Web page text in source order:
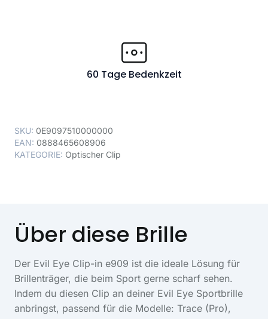
60 Tage Bedenkzeit
SKU: 0E9097510000000
EAN: 0888465608906
KATEGORIE: Optischer Clip
Über diese Brille
Der Evil Eye Clip-in e909 ist die ideale Lösung für
Brillenträger, die beim Sport gerne scharf sehen.
Indem du diesen Clip an deiner Evil Eye Sportbrille
anbringst, passend für die Modelle: Trace (Pro),